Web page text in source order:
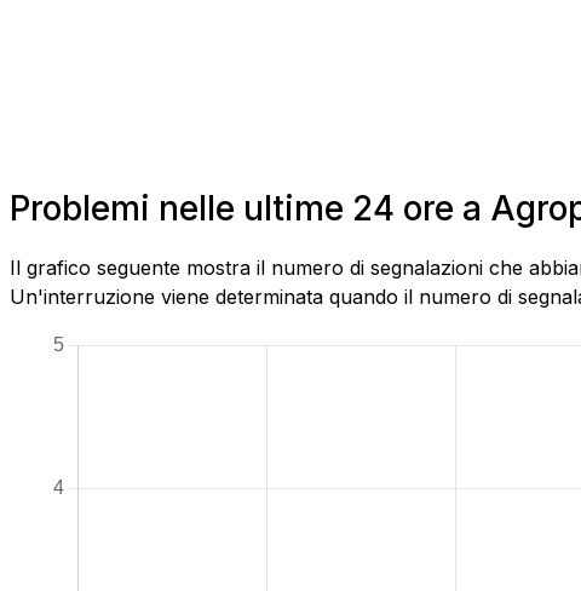
Problemi nelle ultime 24 ore a
Il grafico seguente mostra il numero di segnalazioni che
Un'interruzione viene determinata quando il numero di